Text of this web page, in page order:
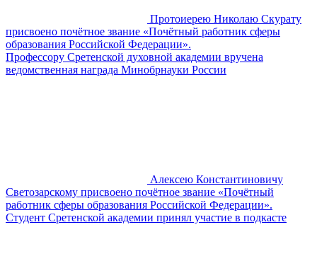
Протоиерею Николаю Скурату
присвоено почётное звание «Почётный работник сферы
образования Российской Федерации».
Профессору Сретенской духовной академии вручена
ведомственная награда Минобрнауки России
Алексею Константиновичу
Светозарскому присвоено почётное звание «Почётный
работник сферы образования Российской Федерации».
Студент Сретенской академии принял участие в подкасте